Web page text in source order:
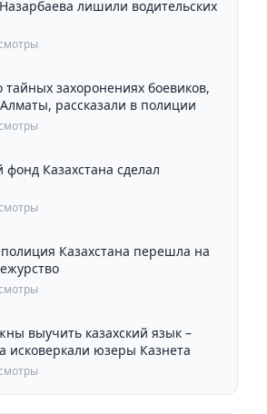
лишили водительских
тайных захоронениях боевиков,
рассказали в полиции
Казахстана сделал
Казахстана перешла на
выучить казахский язык –
исковеркали юзеры Казнета